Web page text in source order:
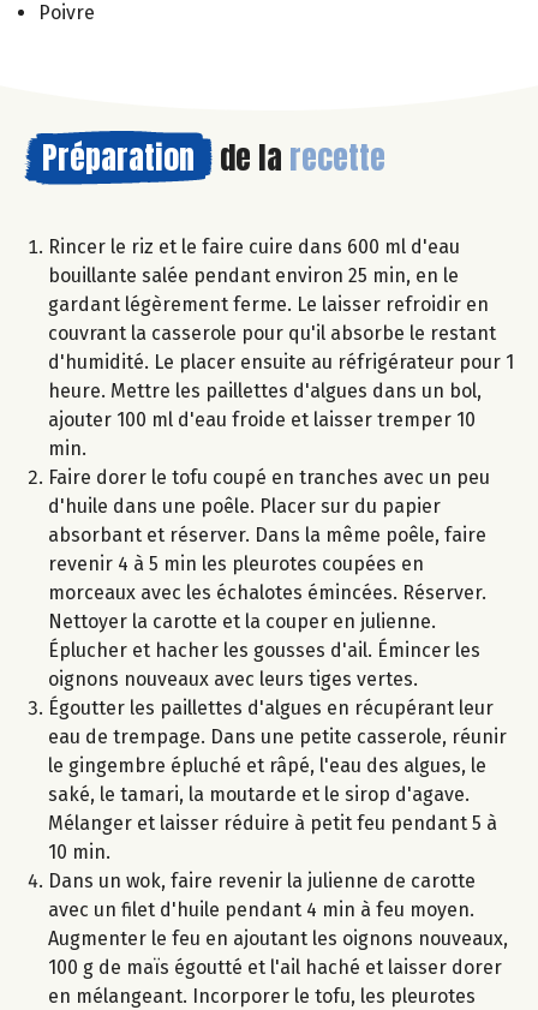
Poivre
Préparation de la recette
Rincer le riz et le faire cuire dans 600 ml d'eau
bouillante salée pendant environ 25 min, en le
gardant légèrement ferme. Le laisser refroidir en
couvrant la casserole pour qu'il absorbe le restant
d'humidité. Le placer ensuite au réfrigérateur pour 1
heure. Mettre les paillettes d'algues dans un bol,
ajouter 100 ml d'eau froide et laisser tremper 10
min.
Faire dorer le tofu coupé en tranches avec un peu
d'huile dans une poêle. Placer sur du papier
absorbant et réserver. Dans la même poêle, faire
revenir 4 à 5 min les pleurotes coupées en
morceaux avec les échalotes émincées. Réserver.
Nettoyer la carotte et la couper en julienne.
Éplucher et hacher les gousses d'ail. Émincer les
oignons nouveaux avec leurs tiges vertes.
Égoutter les paillettes d'algues en récupérant leur
eau de trempage. Dans une petite casserole, réunir
le gingembre épluché et râpé, l'eau des algues, le
saké, le tamari, la moutarde et le sirop d'agave.
Mélanger et laisser réduire à petit feu pendant 5 à
10 min.
Dans un wok, faire revenir la julienne de carotte
avec un filet d'huile pendant 4 min à feu moyen.
Augmenter le feu en ajoutant les oignons nouveaux,
100 g de maïs égoutté et l'ail haché et laisser dorer
en mélangeant. Incorporer le tofu, les pleurotes